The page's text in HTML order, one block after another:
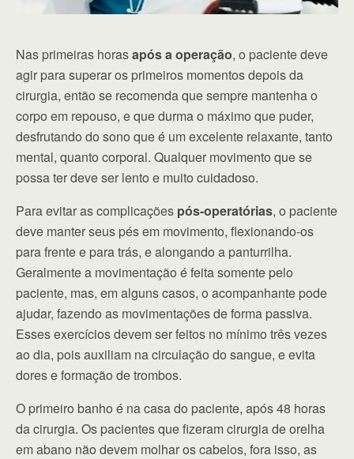
Nas primeiras horasapós a operação, o paciente deve
agir para superar os primeiros momentos depois da
cirurgia, então se recomenda que sempre mantenha o
corpo em repouso, e que durma o máximo que puder,
desfrutando do sono que é um excelente relaxante, tanto
mental, quanto corporal. Qualquer movimento que se
possa ter deve ser lento e muito cuidadoso.
Para evitar as complicações pós-operatórias, o paciente
deve manter seus pés em movimento, flexionando-os
para frente e para trás, e alongando a panturrilha.
Geralmente a movimentação é feita somente pelo
paciente, mas, em alguns casos, o acompanhante pode
ajudar, fazendo as movimentações de forma passiva.
Esses exercícios devem ser feitos no mínimo três vezes
ao dia, pois auxiliam na circulação do sangue, e evita
dores e formação de trombos.
O primeiro banho é na casa do paciente, após 48 horas
da cirurgia. Os pacientes que fizeram cirurgia de orelha
em abano não devem molhar os cabelos, fora isso, as